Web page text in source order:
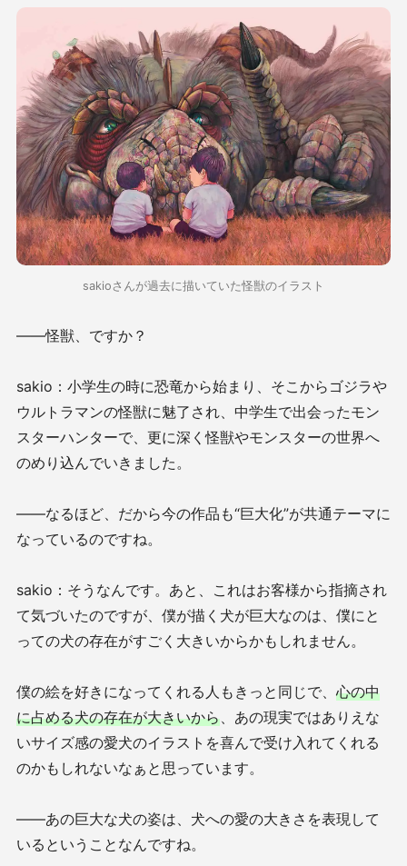
sakioさんが過去に描いていた怪獣のイラスト
——怪獣、ですか？
sakio：小学生の時に恐竜から始まり、そこからゴジラや
ウルトラマンの怪獣に魅了され、中学生で出会ったモン
スターハンターで、更に深く怪獣やモンスターの世界へ
のめり込んでいきました。
——なるほど、だから今の作品も“巨大化”が共通テーマに
なっているのですね。
sakio：そうなんです。あと、これはお客様から指摘され
て気づいたのですが、僕が描く犬が巨大なのは、僕にと
っての犬の存在がすごく大きいからかもしれません。
僕の絵を好きになってくれる人もきっと同じで、 心の中
に占める犬の存在が大きいから、あの現実ではありえな
いサイズ感の愛犬のイラストを喜んで受け入れてくれる
のかもしれないなぁと思っています。
——あの巨大な犬の姿は、犬への愛の大きさを表現して
いるということなんですね。